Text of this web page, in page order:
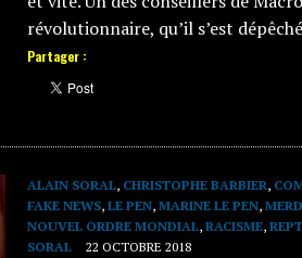
révolutionnaire, qu’il s’est
Partager :
ALAIN SORAL, CHRISTOPHE BARBIER,
FAKE NEWS, LE PEN, MARINE LE PEN,
NOUVEL ORDRE MONDIAL, RACISME,
SORAL
22 OCTOBRE 2018